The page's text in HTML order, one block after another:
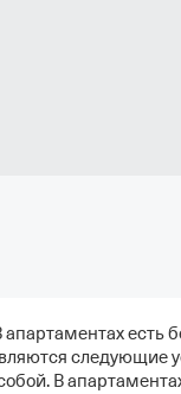
апартаментах
следующие
В